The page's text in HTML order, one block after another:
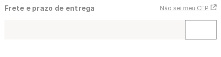
Frete e prazo de entrega Não sei meu CEP